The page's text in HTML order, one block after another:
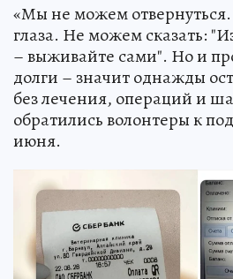
«Мы не можем
глаза. Не можем сказать:
– выживайте сами". Но и
долги – значит однажды
без лечения, операций и
обратились волонтеры к
июня.